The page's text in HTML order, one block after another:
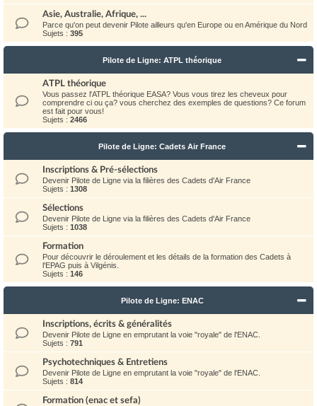
Asie, Australie, Afrique, ...
Parce qu'on peut devenir Pilote ailleurs qu'en Europe ou en Amérique du Nord
Sujets : 395
Pilote de Ligne: ATPL théorique
ATPL théorique
Vous passez l'ATPL théorique EASA? Vous vous tirez les cheveux pour
comprendre ci ou ça? vous cherchez des exemples de questions? Ce forum
est fait pour vous!
Sujets : 2466
Pilote de Ligne: Cadets Air France
Inscriptions & Pré-sélections
Devenir Pilote de Ligne via la filières des Cadets d'Air France
Sujets : 1308
Sélections
Devenir Pilote de Ligne via la filières des Cadets d'Air France
Sujets : 1038
Formation
Pour découvrir le déroulement et les détails de la formation des Cadets à
l'EPAG puis à Vilgénis.
Sujets : 146
Pilote de Ligne: ENAC
Inscriptions, écrits & généralités
Devenir Pilote de Ligne en emprutant la voie "royale" de l'ENAC.
Sujets : 791
Psychotechniques & Entretiens
Devenir Pilote de Ligne en emprutant la voie "royale" de l'ENAC.
Sujets : 814
Formation (enac et sefa)